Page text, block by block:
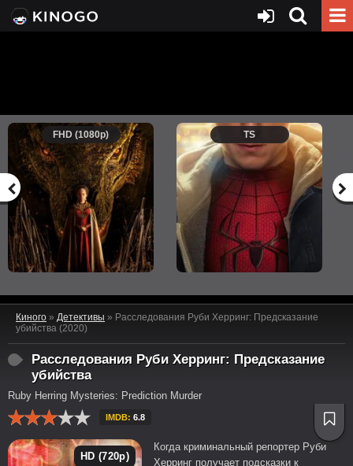
FHD (1080p) TS
Киного » Детективы » Расследования Руби Херринг: Предсказание
убийства (2020)
Расследования Руби Херринг: Предсказание
убийства
Ruby Herring Mysteries: Prediction Murder
IMDB: 6.8
HD (720p)
Когда криминальный репортер Руби
Херринг получает подсказки к